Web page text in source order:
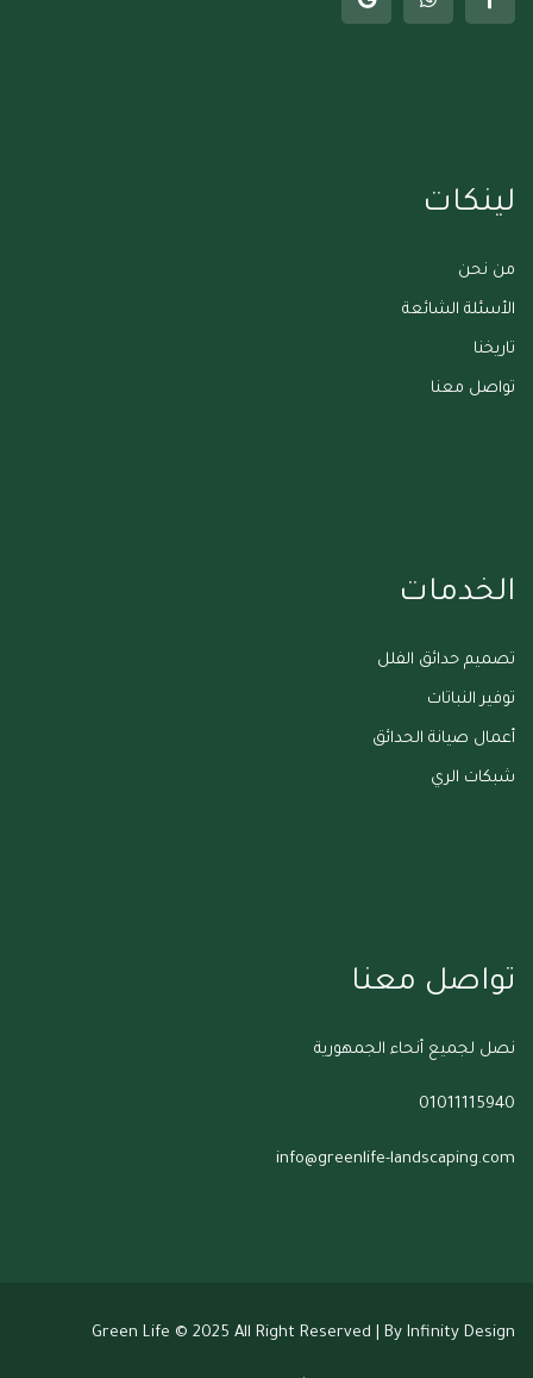
لينكات
من نحن
الأسئلة الشائعة
تاريخنا
تواصل معنا
الخدمات
تصميم حدائق الفلل
توفير النباتات
أعمال صيانة الحدائق
شبكات الري
تواصل معنا
نصل لجميع أنحاء الجمهورية
01011115940
info@greenlife-landscaping.com
Green Life © 2025 All Right Reserved | By Infinity Design